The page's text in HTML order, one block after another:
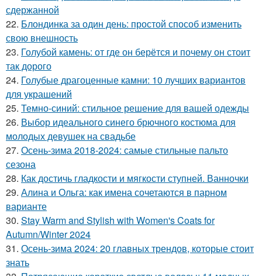
сдержанной
22. Блондинка за один день: простой способ изменить
свою внешность
23. Голубой камень: от где он берётся и почему он стоит
так дорого
24. Голубые драгоценные камни: 10 лучших вариантов
для украшений
25. Темно-синий: стильное решение для вашей одежды
26. Выбор идеального синего брючного костюма для
молодых девушек на свадьбе
27. Осень-зима 2018-2024: самые стильные пальто
сезона
28. Как достичь гладкости и мягкости ступней. Ванночки
29. Алина и Ольга: как имена сочетаются в парном
варианте
30. Stay Warm and Stylish with Women's Coats for
Autumn/Winter 2024
31. Осень-зима 2024: 20 главных трендов, которые стоит
знать